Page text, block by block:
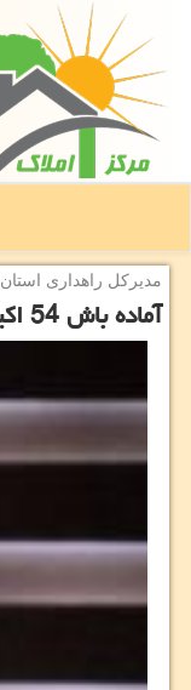
مدیركل راهداری
آماده باش 54 اکیپ راهداری در آستانه آغاز طرح زمستانی